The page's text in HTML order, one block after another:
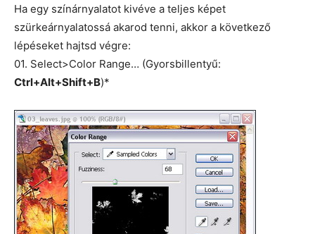
Ha egy színárnyalatot kivéve a teljes képet
szürkeárnyalatossá akarod tenni, akkor a következő
lépéseket hajtsd végre:
01. Select>Color Range… (Gyorsbillentyű:
Ctrl+Alt+Shift+B)*